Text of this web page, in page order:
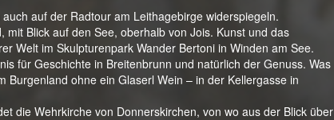
auf der Radtour am Leithagebirge widerspiegeln.
mit Blick auf den See, oberhalb von Jois. Kunst und das
Welt im Skulpturenpark Wander Bertoni in Winden am See.
für Geschichte in Breitenbrunn und natürlich der Genuss. Was
Burgenland ohne ein Glaserl Wein – in der Kellergasse in
die Wehrkirche von Donnerskirchen, von wo aus der Blick über